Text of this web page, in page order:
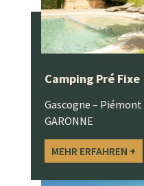
Camping Pré Fixe
Gascogne – Piémont
GARONNE
MEHR ERFAHREN +